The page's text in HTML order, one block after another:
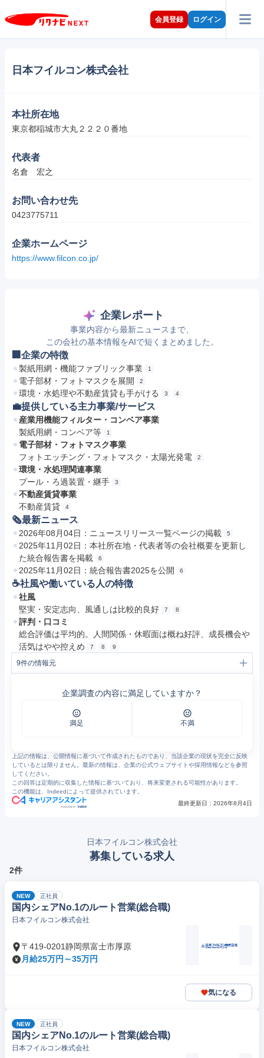
会員登録 ログイン
日本フイルコン株式会社
本社所在地
東京都稲城市大丸２２２０番地
代表者
名倉　宏之
お問い合わせ先
0423775711
企業ホームページ
https://www.filcon.co.jp/
企業レポート
事業内容から最新ニュースまで、
この会社の基本情報をAIで短くまとめました。
🏢企業の特徴
製紙用網・機能ファブリック事業 1
電子部材・フォトマスクを展開 2
環境・水処理や不動産賃貸も手がける 3 4
💼提供している主力事業/サービス
産業用機能フィルター・コンベア事業
製紙用網・コンベア等
1
電子部材・フォトマスク事業
フォトエッチング・フォトマスク・太陽光発電
2
環境・水処理関連事業
プール・ろ過装置・継手
3
不動産賃貸事業
不動産賃貸
4
🗞最新ニュース
2026年08月04日：ニュースリリース一覧ページの掲載 5
2025年11月02日：本社所在地・代表者等の会社概要を更新し
た統合報告書を掲載
6
2025年11月02日：統合報告書2025を公開 6
☕️社風や働いている人の特徴
社風
堅実・安定志向、風通しは比較的良好
7 8
評判・口コミ
総合評価は平均的。人間関係・休暇面は概ね好評、成長機会や
活気はやや控えめ
7 8 9
9件の情報元
環境・水処理関連事業 | 事業内容 | 日本フイルコン株式会社
ニュースリリース | IR情報 | 日本フイルコン株式会社
https://www.filcon.co.jp/IR/library/pdf/integrated-report/2025_11_02.pdf
企業調査の内容に満足していますか？
満足 不満
上記の情報は、公開情報に基づいて作成されたものであり、当該企業の現状を完全に反映
しているとは限りません。最新の情報は、企業の公式ウェブサイトや採用情報などを参照
してください。
この回答は定期的に収集した情報に基づいており、将来変更される可能性があります。
この機能は、Indeedによって提供されています。
最終更新日： 2026年8月4日
日本フイルコン株式会社
募集している求人
2件
NEW 正社員
国内シェアNo.1のルート営業(総合職)
日本フイルコン株式会社
〒419-0201静岡県富士市厚原
月給25万円～35万円
気になる
NEW 正社員
国内シェアNo.1のルート営業(総合職)
日本フイルコン株式会社